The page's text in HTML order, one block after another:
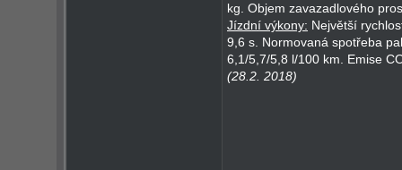
kg. Objem zavazadlového
Jízdní výkony: Největší
9,6 s. Normovaná spotřeba
6,1/5,7/5,8 l/100 km. Emise
(28.2. 2018)